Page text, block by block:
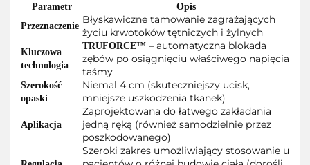
Parametr
Opis
Przeznaczenie
Błyskawiczne tamowanie zagrażających
życiu krwotoków tętniczych i żylnych
Kluczowa
technologia
TRUFORCE™ – automatyczna blokada
zębów po osiągnięciu właściwego napięcia
taśmy
Szerokość
opaski
Niemal 4 cm (skuteczniejszy ucisk,
mniejsze uszkodzenia tkanek)
Aplikacja
Zaprojektowana do łatwego zakładania
jedną ręką (również samodzielnie przez
poszkodowanego)
Szeroki zakres umożliwiający stosowanie u